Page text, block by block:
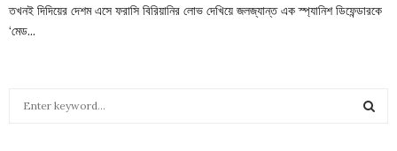
তখনই দিদিয়ের দেশম এসে ফরাসি বিরিয়ানির লোভ দেখিয়ে জলজ্যান্ত এক স্প্যানিশ ডিফেন্ডারকে
‘মেড...